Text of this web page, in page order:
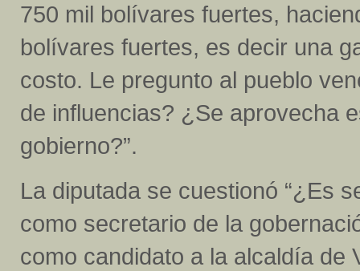
750 mil bolívares fuertes,
bolívares fuertes, es decir una
costo. Le pregunto al pueblo
de influencias? ¿Se aprovecha
gobierno?”.
La diputada se cuestionó “¿Es
como secretario de la
como candidato a la alcaldía de